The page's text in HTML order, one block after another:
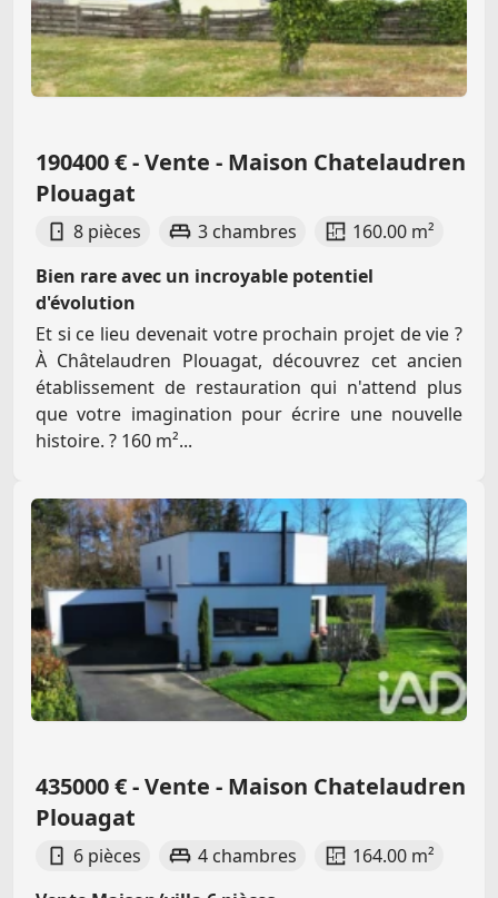
190400 € - Vente - Maison Chatelaudren
Plouagat
8 pièces 3 chambres
160.00 m²
Bien rare avec un incroyable potentiel
d'évolution
Et si ce lieu devenait votre prochain projet de vie ?
À Châtelaudren Plouagat, découvrez cet ancien
établissement de restauration qui n'attend plus
que votre imagination pour écrire une nouvelle
histoire. ? 160 m²...
435000 € - Vente - Maison Chatelaudren
Plouagat
6 pièces 4 chambres
164.00 m²